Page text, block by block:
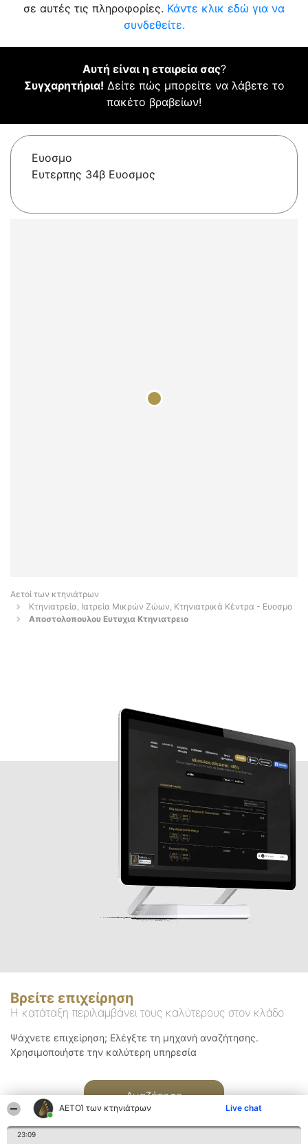
ΑΕΤΟΊ των κτηνιάτρων Live chat
23:09
σε αυτές τις πληροφορίες. Κάντε κλικ εδώ για να
συνδεθείτε.
Αυτή είναι η εταιρεία σας?
Συγχαρητήρια! Δείτε πώς μπορείτε να λάβετε το
πακέτο βραβείων!
Ευοσμο
Ευτερπης 34β Ευοσμος
Αετοί των κτηνιάτρων
Κτηνιατρεία, Ιατρεία Μικρών Ζώων, Κτηνιατρικά Κέντρα - Ευοσμο
Αποστολοπουλου Ευτυχια Κτηνιατρειο
Βρείτε επιχείρηση
Η κατάταξη περιλαμβάνει τους καλύτερους στον κλάδο
Ψάχνετε επιχείρηση; Ελέγξτε τη μηχανή αναζήτησης.
Χρησιμοποιήστε την καλύτερη υπηρεσία
Αναζήτηση